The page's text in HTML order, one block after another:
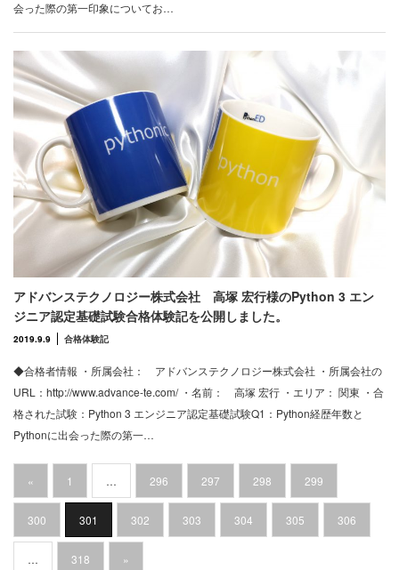
会った際の第一印象についてお…
アドバンステクノロジー株式会社 高塚 宏行様のPython 3 エン
ジニア認定基礎試験合格体験記を公開しました。
2019.9.9 合格体験記
◆合格者情報 ・所属会社： アドバンステクノロジー株式会社 ・所属会社の
URL：http://www.advance-te.com/ ・名前： 高塚 宏行 ・エリア： 関東 ・合
格された試験：Python 3 エンジニア認定基礎試験Q1：Python経歴年数と
Pythonに出会った際の第一…
« 1 … 296 297 298 299
300 301 302 303 304 305 306
… 318 »